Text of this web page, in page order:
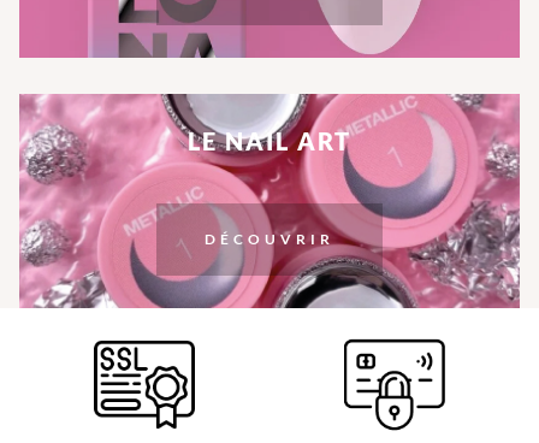
LE NAIL ART
DÉCOUVRIR